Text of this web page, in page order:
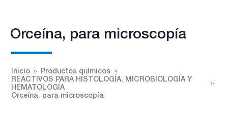
Orceína, para microscopía
Inicio
Productos químicos
REACTIVOS PARA HISTOLOGÍA, MICROBIOLOGÍA Y
HEMATOLOGÍA
Orceína, para microscopía